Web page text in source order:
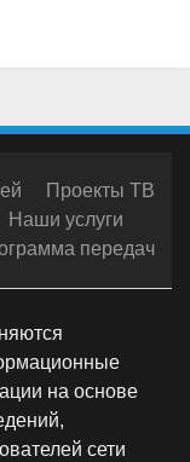
Проекты ТВ
Наши услуги
передач
на основе
сети